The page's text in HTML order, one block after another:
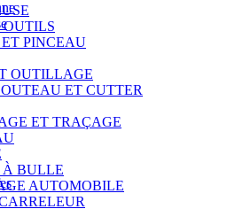
ET PINCEAU
OUTILLAGE
ET CUTTER
ET TRAÇAGE
BULLE
AUTOMOBILE